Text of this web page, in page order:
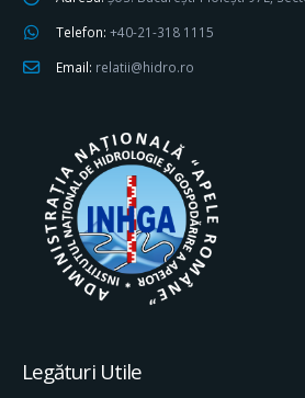
Telefon: +40-21-318 1115
Email: relatii@hidro.ro
Legături Utile